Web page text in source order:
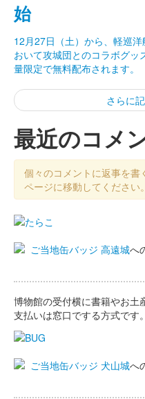
始
12月27日（土）から、軽巡
おいて攻城団とのコラボグッ
量限定で無料配布されます。
さらに
最近のコメ
個々のコメントに返事を書
ページに移動してください。
ご当地缶バッジ 高遠城へ
博物館の受付横に書籍やお土
支払いは窓口でする方式です。
ご当地缶バッジ 犬山城へ